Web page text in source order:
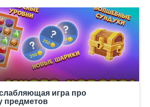
игра про
предметов